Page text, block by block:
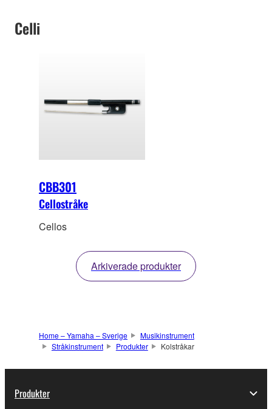
Celli
CBB301
Cellostråke
Cellos
Arkiverade produkter
Home – Yamaha – Sverige
Musikinstrument
Stråkinstrument
Produkter Kolstråkar
Produkter